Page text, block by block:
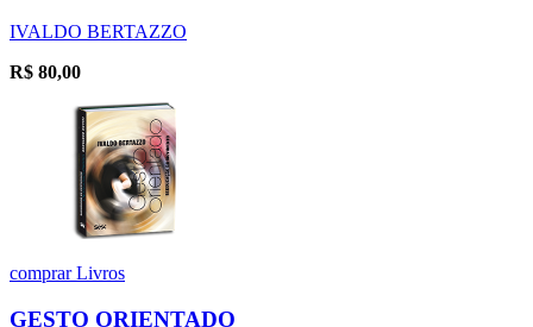
IVALDO BERTAZZO
R$ 80,00
comprarLivros
GESTO ORIENTADO